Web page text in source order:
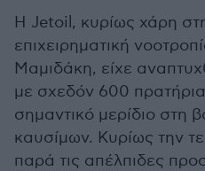
Η Jetοil, κυρίως χάρη
επιχειρηματική
Μαμιδάκη, είχε
με σχεδόν 600
σημαντικό μερίδιο στη
καυσίμων. Κυρίως την
παρά τις απέλπιδες